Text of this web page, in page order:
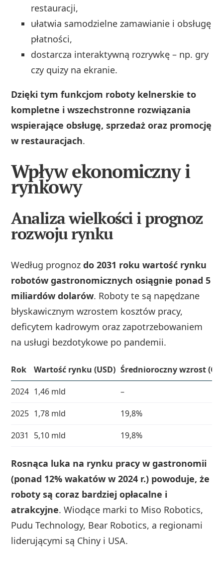
restauracji,
ułatwia samodzielne zamawianie i obsługę
płatności,
dostarcza interaktywną rozrywkę – np. gry
czy quizy na ekranie.
Dzięki tym funkcjom roboty kelnerskie to
kompletne i wszechstronne rozwiązania
wspierające obsługę, sprzedaż oraz promocję
w restauracjach.
Wpływ ekonomiczny i
rynkowy
Analiza wielkości i prognoz
rozwoju rynku
Według prognozdo 2031 roku wartość rynku
robotów gastronomicznych osiągnie ponad 5
miliardów dolarów. Roboty te są napędzane
błyskawicznym wzrostem kosztów pracy,
deficytem kadrowym oraz zapotrzebowaniem
na usługi bezdotykowe po pandemii.
Rok Wartość rynku (USD) Średnioroczny wzrost
2024 1,46 mld
–
2025 1,78 mld
19,8%
2031
5,10 mld 19,8%
Rosnąca luka na rynku pracy w gastronomii
(ponad 12% wakatów w 2024 r.) powoduje, że
roboty są coraz bardziej opłacalne i
atrakcyjne. Wiodące marki to Miso Robotics,
Pudu Technology, Bear Robotics, a regionami
liderującymi są Chiny i USA.